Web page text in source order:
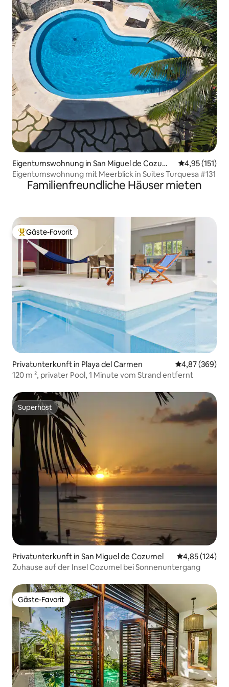
Eigentumswohnung in San Miguel de Cozume
l
4,95 (151)
Eigentumswohnung mit Meerblick in Suites Turquesa #131
Familienfreundliche Häuser mieten
Beliebter Gäste-Favorit.
Gäste-Favorit
Privatunterkunft in Playa del Carmen
4,87 (369)
120 m ², privater Pool, 1 Minute vom Strand entfernt
Superhost
Superhost
Privatunterkunft in San Miguel de Cozumel
4,85 (124)
Zuhause auf der Insel Cozumel bei Sonnenuntergang
Gäste-Favorit
Gäste-Favorit